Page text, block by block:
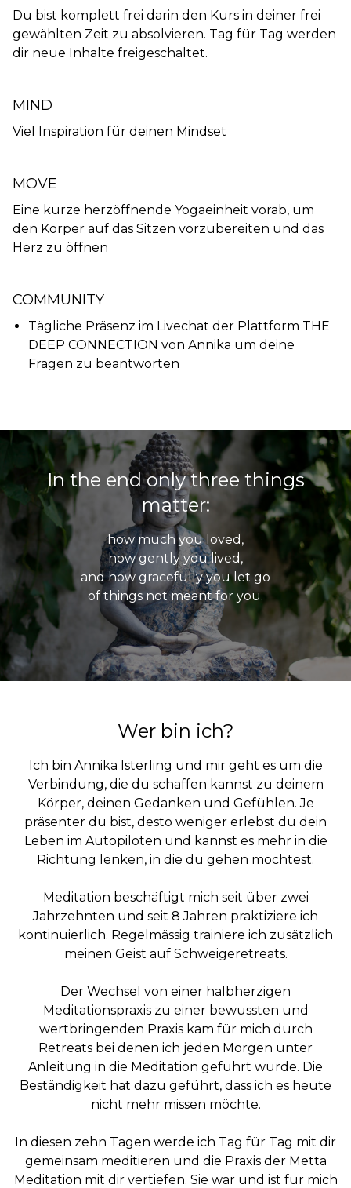
Du bist komplett frei darin den Kurs in deiner frei
gewählten Zeit zu absolvieren. Tag für Tag werden
dir neue Inhalte freigeschaltet.
MIND
Viel Inspiration für deinen Mindset
MOVE
Eine kurze herzöffnende Yogaeinheit vorab, um
den Körper auf das Sitzen vorzubereiten und das
Herz zu öffnen
COMMUNITY
Tägliche Präsenz im Livechat der Plattform THE
DEEP CONNECTION von Annika um deine
Fragen zu beantworten
In the end only three things
matter:
how much you loved,
how gently you lived,
and how gracefully you let go
of things not meant for you.
Wer bin ich?
Ich bin Annika Isterling und mir geht es um die
Verbindung, die du schaffen kannst zu deinem
Körper, deinen Gedanken und Gefühlen. Je
präsenter du bist, desto weniger erlebst du dein
Leben im Autopiloten und kannst es mehr in die
Richtung lenken, in die du gehen möchtest.
Meditation beschäftigt mich seit über zwei
Jahrzehnten und seit 8 Jahren praktiziere ich
kontinuierlich. Regelmässig trainiere ich zusätzlich
meinen Geist auf Schweigeretreats.
Der Wechsel von einer halbherzigen
Meditationspraxis zu einer bewussten und
wertbringenden Praxis kam für mich durch
Retreats bei denen ich jeden Morgen unter
Anleitung in die Meditation geführt wurde. Die
Beständigkeit hat dazu geführt, dass ich es heute
nicht mehr missen möchte.
In diesen zehn Tagen werde ich Tag für Tag mit dir
gemeinsam meditieren und die Praxis der Metta
Meditation mit dir vertiefen. Sie war und ist für mich